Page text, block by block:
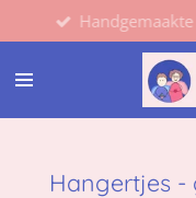
direct
naar
hoofdinhoud
Hangertjes -